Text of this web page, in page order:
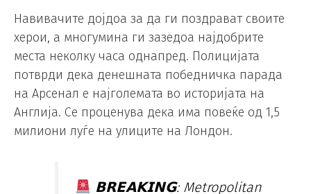
Навивачите дојдоа за да ги поздрават своите
херои, а многумина ги зазедоа најдобрите
места неколку часа однапред. Полицијата
потврди дека денешната победничка парада
на Арсенал е најголемата во историјата на
Англија. Се проценува дека има повеќе од 1,5
милиони луѓе на улиците на Лондон.
𝗕𝗥𝗘𝗔𝗞𝗜𝗡𝗚: Metropolitan